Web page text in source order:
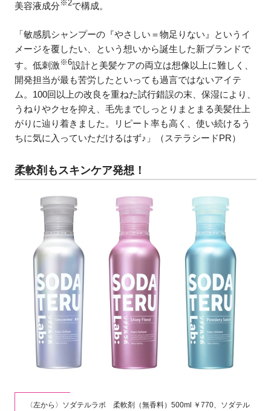
美容液成分※2で構成。
「敏感肌シャンプーの『やさしい＝物足りない』というイ
メージを覆したい、という想いから誕生した新ブランドで
す。低刺激 ※6設計と美髪ケアの両立は想像以上に難しく、
開発担当が最も苦労したといっても過言ではないアイテ
ム。100回以上の改良を重ねた試行錯誤の末、保湿により、
うねりやクセを抑え、毛先までしっとりまとまる美髪仕上
がりに辿り着きました。リピート率も高く、使い続けるう
ちに気に入っていただけるはず♪」（ステラシードPR）
柔軟剤もスキンケア発想！
〈左から〉ソダテルラボ 柔軟剤（無香料）500ml ￥770、ソダテル